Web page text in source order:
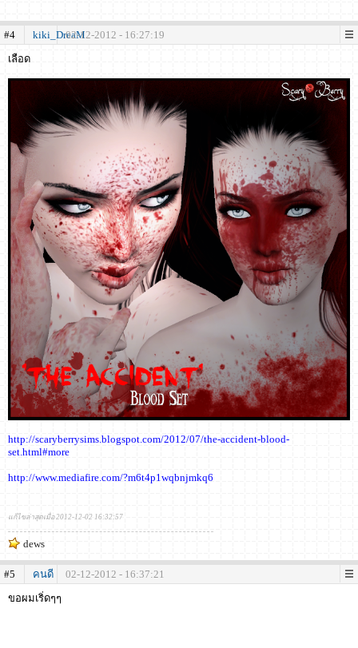
#4 kiki_DreaM02-12-2012 - 16:27:19
เลือด
http://scaryberrysims.blogspot.com/2012/07/the-accident-blood-
set.html#more
http://www.mediafire.com/?m6t4p1wqbnjmkq6
แก้ไขล่าสุดเมื่อ 2012-12-02 16:32:57
dews
#5 คนดี
02-12-2012 - 16:37:21
ขอผมเริ่ดๆๆ